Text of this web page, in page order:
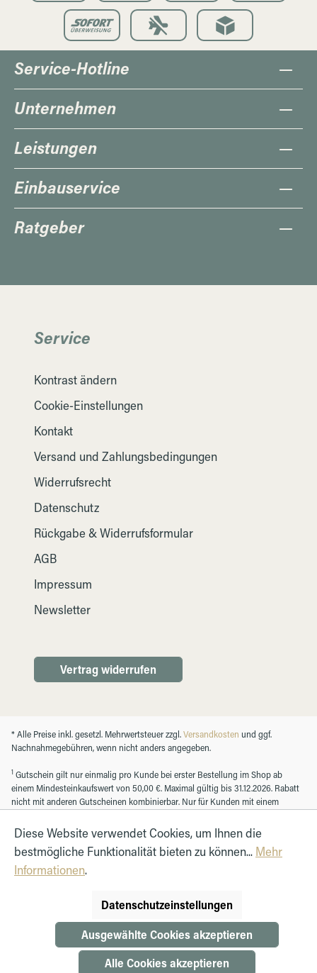
Service-Hotline
Unternehmen
Leistungen
Einbauservice
Ratgeber
Service
Kontrast ändern
Cookie-Einstellungen
Kontakt
Versand und Zahlungsbedingungen
Widerrufsrecht
Datenschutz
Rückgabe & Widerrufsformular
AGB
Impressum
Newsletter
Vertrag widerrufen
* Alle Preise inkl. gesetzl. Mehrwertsteuer zzgl.Versandkosten und ggf.
Nachnahmegebühren, wenn nicht anders angegeben.
1 Gutschein gilt nur einmalig pro Kunde bei erster Bestellung im Shop ab
einem Mindesteinkaufswert von 50,00 €. Maximal gültig bis 31.12.2026. Rabatt
nicht mit anderen Gutscheinen kombinierbar. Nur für Kunden mit einem
Diese Website verwendet Cookies, um Ihnen die
bestmögliche Funktionalität bieten zu können... Mehr
Informationen.
Datenschutzeinstellungen
Ausgewählte Cookies akzeptieren
Alle Cookies akzeptieren